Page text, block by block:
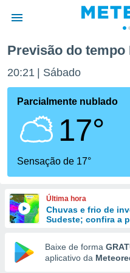
da
fornecidas
a este
das
e
forma
digital
Previsão do tempo
20:21 Sábado
Parcialmente nublado
17°
Sensação de 17°
Última hora
Chuvas e frio de
Sudeste; confira a
Baixe de forma
aplicativo da